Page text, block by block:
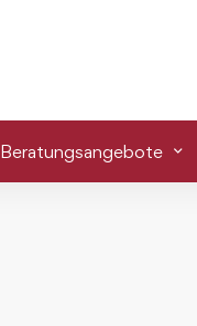
Beratungsangebote